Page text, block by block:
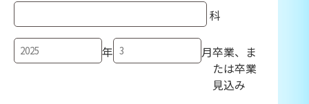
科
年 月卒業、ま
たは卒業
見込み